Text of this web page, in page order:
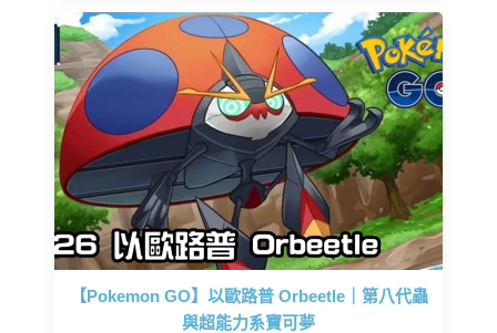
【Pokemon GO】以歐路普 Orbeetle｜第八代蟲
與超能力系寶可夢